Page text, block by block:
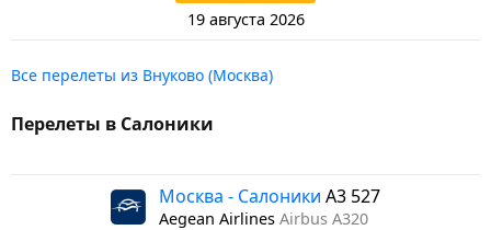
19 августа 2026
Все перелеты из Внуково (Москва)
Перелеты в Салоники
Москва - Салоники A3 527
Aegean Airlines Airbus A320